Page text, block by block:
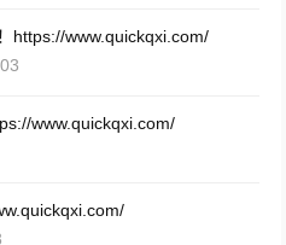
https://www.quickqxi.com/
www.quickqxi.com/